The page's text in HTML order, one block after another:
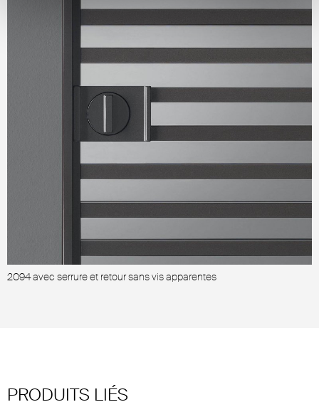
2094 avec serrure et retour sans vis apparentes
PRODUITS LIÉS